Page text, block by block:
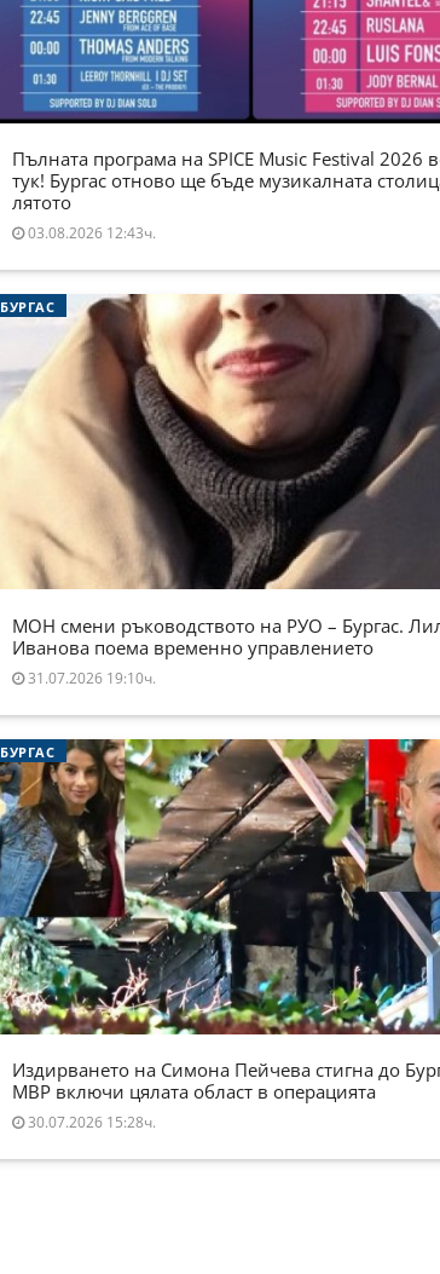
Пълната програма на SPICE Music Festival 2026
тук! Бургас отново ще бъде музикалната
лятото
03.08.2026 12:43ч.
БУРГАС
МОН смени ръководството на РУО – Бургас.
Иванова поема временно управлението
31.07.2026 19:10ч.
БУРГАС
Издирването на Симона Пейчева стигна до
МВР включи цялата област в операцията
30.07.2026 15:28ч.